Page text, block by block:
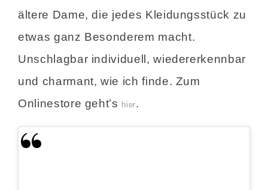
ältere Dame, die jedes Kleidungsstück zu
etwas ganz Besonderem macht.
Unschlagbar individuell, wiedererkennbar
und charmant, wie ich finde. Zum
Onlinestore geht’s hier.